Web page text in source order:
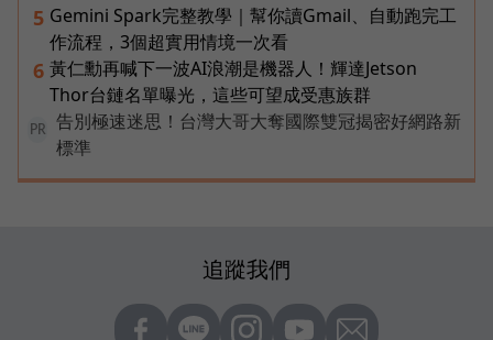
5 Gemini Spark完整教學｜幫你讀Gmail、自動跑完工
作流程，3個超實用情境一次看
6 黃仁勳再喊下一波AI浪潮是機器人！輝達Jetson
Thor台鏈名單曝光，這些可望成受惠族群
PR
告別極速迷思！台灣大哥大奪國際雙冠揭密好網路新
標準
追蹤我們